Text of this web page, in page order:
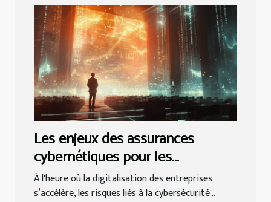
Les enjeux des assurances
cybernétiques pour les
entreprises modernes
À l'heure où la digitalisation des entreprises
s’accélère, les risques liés à la cybersécurité...